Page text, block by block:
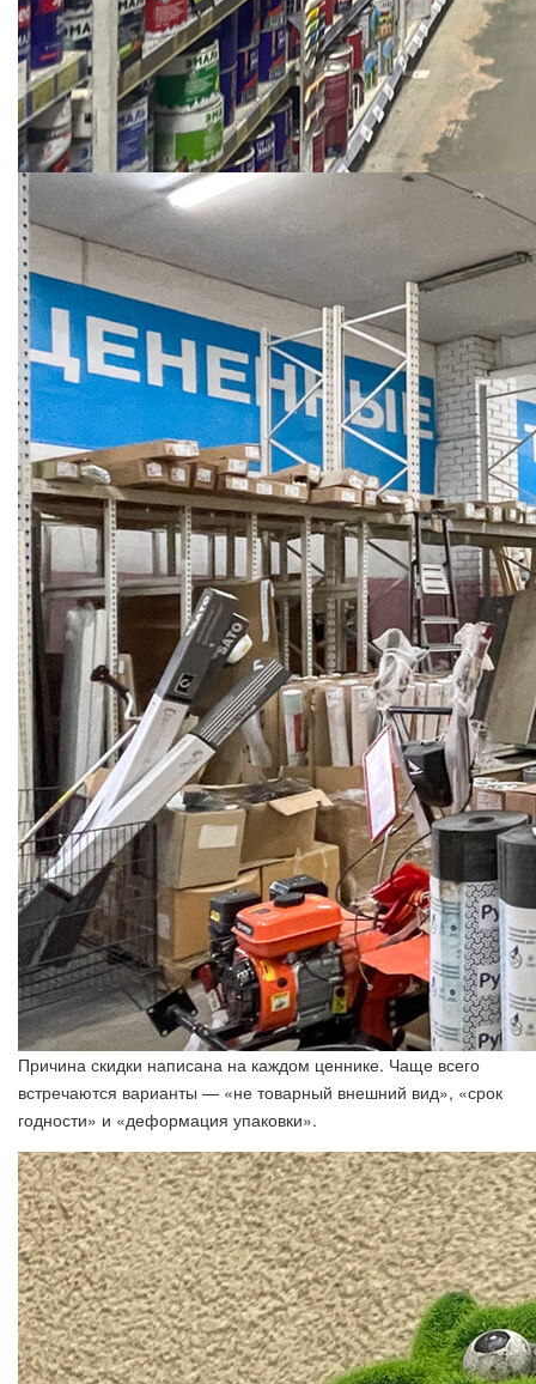
Причина скидки написана на каждом ценнике. Чаще всего
встречаются варианты — «не товарный внешний вид», «срок
годности» и «деформация упаковки».